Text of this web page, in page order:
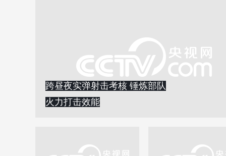
跨昼夜实弹射击考核 锤炼部队
火力打击效能